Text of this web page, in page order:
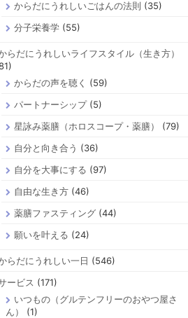
からだにうれしいごはんの法則 (35)
分子栄養学(55)
らだにうれしいライフスタイル（生き方）
からだの声を聴く
(59)
パートナーシップ(5)
星詠み薬膳（ホロスコープ・薬膳）
(79)
自分と向き合う (36)
自分を大事にする (97)
自由な生き方(46)
薬膳ファスティング(44)
願いを叶える (24)
らだにうれしい一日 (546)
ービス (171)
いつもの（グルテンフリーのおやつ屋さ
ん）
(1)